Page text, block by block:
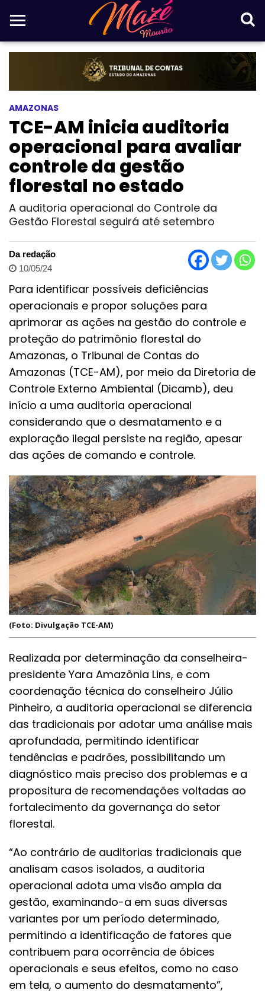
AMAZONAS
TCE-AM inicia auditoria
operacional para avaliar
controle da gestão
florestal no estado
A auditoria operacional do Controle da
Gestão Florestal seguirá até setembro
Da redação
10/05/24
Para identificar possíveis deficiências
operacionais e propor soluções para
aprimorar as ações na gestão do controle e
proteção do patrimônio florestal do
Amazonas, o Tribunal de Contas do
Amazonas (TCE-AM), por meio da Diretoria de
Controle Externo Ambiental (Dicamb), deu
início a uma auditoria operacional
considerando que o desmatamento e a
exploração ilegal persiste na região, apesar
das ações de comando e controle.
(Foto: Divulgação TCE-AM)
Realizada por determinação da conselheira-
presidente Yara Amazônia Lins, e com
coordenação técnica do conselheiro Júlio
Pinheiro, a auditoria operacional se diferencia
das tradicionais por adotar uma análise mais
aprofundada, permitindo identificar
tendências e padrões, possibilitando um
diagnóstico mais preciso dos problemas e a
propositura de recomendações voltadas ao
fortalecimento da governança do setor
florestal.
“Ao contrário de auditorias tradicionais que
analisam casos isolados, a auditoria
operacional adota uma visão ampla da
gestão, examinando-a em suas diversas
variantes por um período determinado,
permitindo a identificação de fatores que
contribuem para ocorrência de óbices
operacionais e seus efeitos, como no caso
em tela, o aumento do desmatamento”,